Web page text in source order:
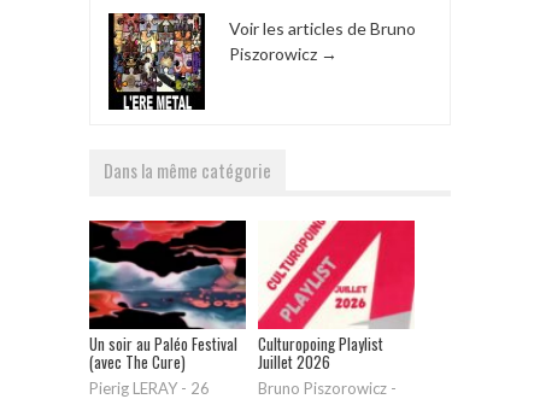
Voir les articles de Bruno
Piszorowicz →
Dans la même catégorie
Un soir au Paléo Festival
(avec The Cure)
Pierig LERAY - 26
Culturopoing Playlist
Juillet 2026
Bruno Piszorowicz -